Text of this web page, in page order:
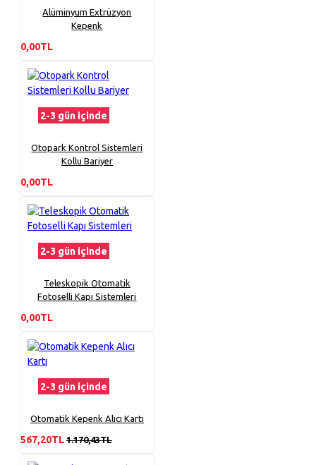
Alüminyum Extrüzyon
Kepenk
0,00TL
2-3 gün içinde
Otopark Kontrol Sistemleri
Kollu Bariyer
0,00TL
2-3 gün içinde
Teleskopik Otomatik
Fotoselli Kapı Sistemleri
0,00TL
2-3 gün içinde
Otomatik Kepenk Alıcı Kartı
567,20TL 1.170,43TL